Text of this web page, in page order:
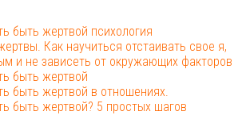
быть жертвой психология
Как научиться отстаивать свое я,
и не зависеть от окружающих факторов
быть жертвой
быть жертвой в отношениях.
быть жертвой? 5 простых шагов